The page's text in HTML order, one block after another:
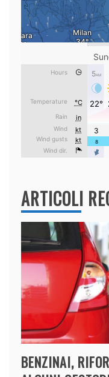
ARTICOLI
BENZINAI,